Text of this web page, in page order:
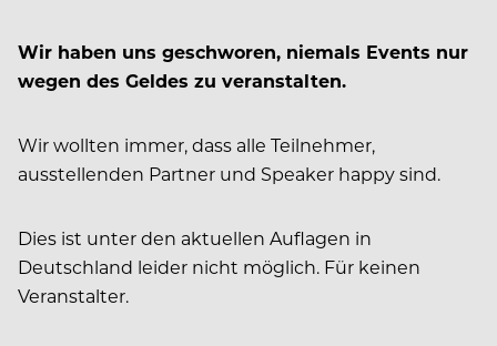
Wir haben uns geschworen, niemals Events nur
wegen des Geldes zu veranstalten.
Wir wollten immer, dass alle Teilnehmer,
ausstellenden Partner und Speaker happy sind.
Dies ist unter den aktuellen Auflagen in
Deutschland leider nicht möglich. Für keinen
Veranstalter.